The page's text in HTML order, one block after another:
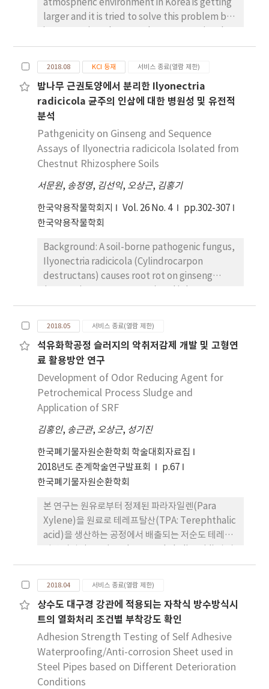
atmospheric environment in Korea is getting
larger and it is tried to solve this problem by
light transparent concrete (LEFC) arranges
plastic rods to ensure light transmittance.
However, it is difficult to secure sufficient
fluidity due to the heterogeneity and spacing
of the materials. In addition to the flow test,
J-ring test and L-box test, which are ASTM
standards or EN standards, are used to
evaluate the fluidity and to find out the
optimum mix design of light transparent
performance.
2018.08 KCI 등재 서비스 종료(열람 제한)
밤나무 근권토양에서 분리한 Ilyonectria
radicicola 균주의 인삼에 대한 병원성 및 유전적
분석
Pathgenicity on Ginseng and Sequence
Assays of Ilyonectria radicicola Isolated from
Chestnut Rhizosphere Soils
서문원, 송정영, 김선익, 오상근, 김홍기
한국약용작물학회지 Vol. 26 No. 4
pp.302-307
한국약용작물학회
Background: A soil-borne pathogenic fungus,
Ilyonectria radicicola (Cylindrocarpon
destructans) causes root rot on ginseng
attack many other plants. The
Nectria/Neonectria radicicola complex has
been renamed as the I. radicicola complex
after analysis of its multi-gene relatedness
and morphological characteristics. The fungi
in this complex have been reclassified into 16
species under the genus Ilyonectria based on
characteristics analysis Methods and Results:
ginseng root rot, I. radicicola was isolated
from the rhizosphere soils of the chestnut
tree. They were identified through a
pathogenicity test and a survey of the
radicicola in soil samples was confirmed by
PCR detections using nested PCR with
species-specific primer sets. These were
media from PCR-positive soils. Genetic
analysis of the I. radicicola complex
containing these pathogens was done by
comparing the DNA sequences of the histone
h3 region. These isolates originating from the
rhizosphere soils of chestnut constituted a
clade with other closely related species or I.
radicicola isolates originating from ginseng or
other host plants, respectively. Additionally,
2018.05 서비스 종료(열람 제한)
석유화학공정 슬러지의 악취저감제 개발 및 고형연
료 활용방안 연구
Development of Odor Reducing Agent for
Petrochemical Process Sludge and
Application of SRF
김홍인, 송근관, 오상근, 성기진
한국폐기물자원순환학회 학술대회자료집
2018년도 춘계학술연구발표회
p.67
한국폐기물자원순환학회
본 연구는 원유로부터 정제된 파라자일렌(Para
Xylene)을 원료로 테레프탈산(TPA: Terephthalic
acid)을 생산하는 공정에서 배출되는 저순도 테레프
취저감을 위한 저감제 개발과 유기성슬러지의 고형연
료 활용 방안에 관하여 연구하였다. TPA 석유화학 공
정에서 발생되는 TPA 슬러지의 발생량은
0.3~0.4%/kg이며, 슬러지는 보관 또는 운송, 소각 과
정에서 끊임없이 악취를 발생시키며 대기환경에도 많
은 영향을 끼친다. 이러한 악취로 인해 고효율의 열량
을 가졌음에도 화력발전소의 연료로 이용하지 못하고
있는 실정이다. 악취저감제는 탄소수가 많은 고지방
산과 비이온계면활성제 등을 일정 조성비로 혼합하여
2018.04 서비스 종료(열람 제한)
상수도 대구경 강관에 적용되는 자착식 방수방식시
트의 열화처리 조건별 부착강도 확인
Adhesion Strength Testing of Self Adhesive
Waterproofing/Anti-corrosion Sheet used in
Steel Pipes based on Different Deterioration
Conditions